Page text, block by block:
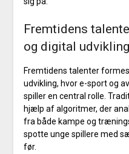
Fremtidens
og digital udvikling
Fremtidens talenter
udvikling, hvor e-sport og
spiller en central rolle.
hjælp af algoritmer, der
fra både kampe og
spotte unge spillere med
før.